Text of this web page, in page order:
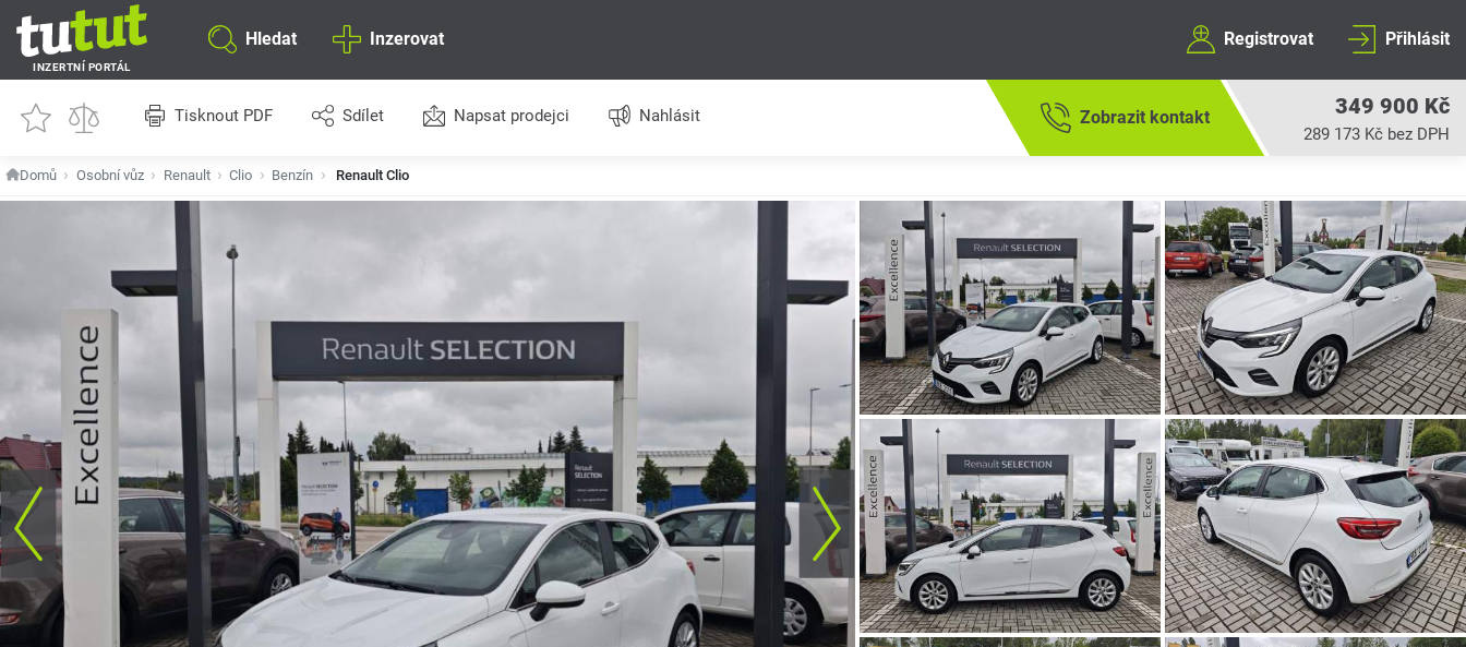
INZERTNÍ PORTÁL
Hledat Inzerovat Registrovat Přihlásit
Tisknout PDF Sdílet Napsat prodejci Nahlásit 349 900 Kč
289 173 Kč bez DPH
Zobrazit kontakt
Domů Osobní vůz Renault Clio Benzín Renault Clio